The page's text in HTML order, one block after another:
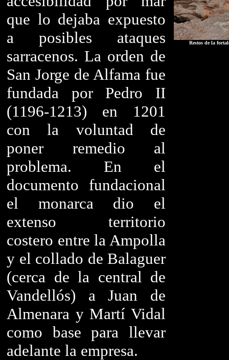
que lo dejaba expuesto
a posibles ataques
sarracenos. La orden de
San Jorge de Alfama fue
fundada por Pedro II
(1196-1213) en 1201
con la voluntad de
poner remedio al
problema. En el
documento fundacional
el monarca dio el
extenso territorio
costero entre la Ampolla
y el collado de Balaguer
(cerca de la central de
Vandellós) a Juan de
Almenara y Martí Vidal
como base para llevar
adelante la empresa.
Restos de la